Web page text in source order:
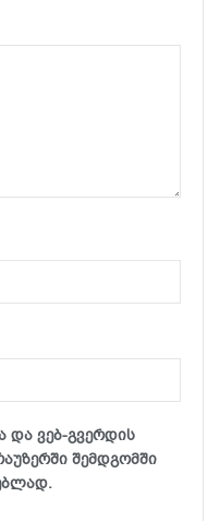
და ვებ-გვერდის
შემდგომში